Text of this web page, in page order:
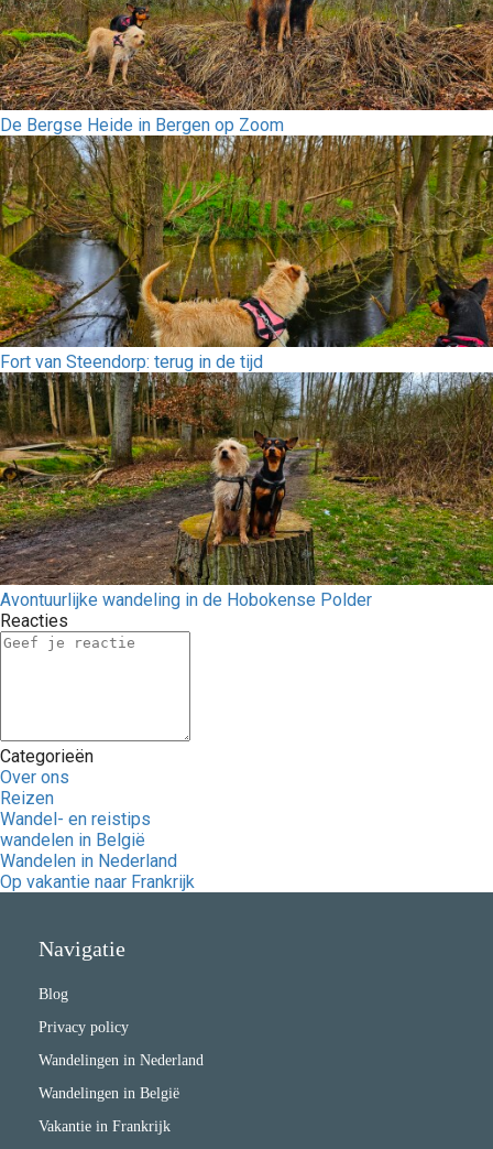
De Bergse Heide in Bergen op Zoom
Fort van Steendorp: terug in de tijd
Avontuurlijke wandeling in de Hobokense Polder
Reacties
Categorieën
Over ons
Reizen
Wandel- en reistips
wandelen in België
Wandelen in Nederland
Op vakantie naar Frankrijk
Navigatie
Blog
Privacy policy
Wandelingen in Nederland
Wandelingen in België
Vakantie in Frankrijk